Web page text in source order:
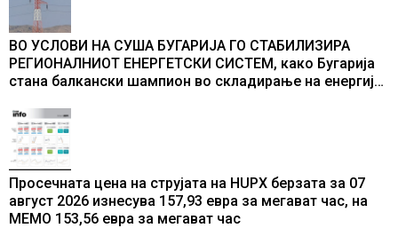
ВО УСЛОВИ НА СУША БУГАРИЈА ГО СТАБИЛИЗИРА
РЕГИОНАЛНИОТ ЕНЕРГЕТСКИ СИСТЕМ, како Бугарија
стана балкански шампион во складирање на енергија
Просечната цена на струјата на HUPX берзата за 07
август 2026 изнесува 157,93 евра за мегават час, на
МЕМО 153,56 евра за мегават час